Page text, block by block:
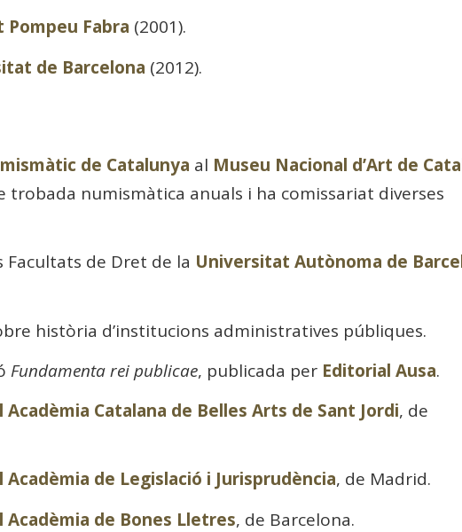
Fabra (2001).
de Barcelona (2012).
de Catalunya al Museu Nacional d’Art de
numismàtica anuals i ha comissariat diverses
Facultats de Dret de la Universitat Autònoma de
història d’institucions administratives públiques.
Fundamenta rei publicae, publicada per Editorial Ausa.
Acadèmia Catalana de Belles Arts de Sant Jordi, de
Acadèmia de Legislació i Jurisprudència, de Madrid.
Acadèmia de Bones Lletres, de Barcelona.